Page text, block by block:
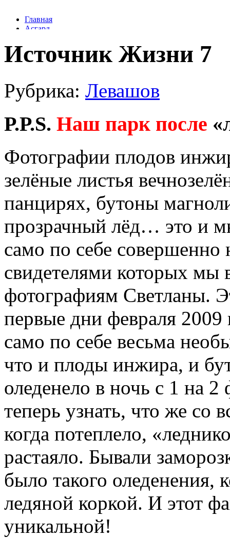
Источник Жизни 7
Рубрика: Левашов
P.P.S. Наш парк после
Фотографии плодов
зелёные листья
панцирях, бутоны
прозрачный лёд… это и
само по себе
свидетелями которых мы
фотографиям Светланы.
первые дни февраля 2009
само по себе весьма
что и плоды инжира, и
оледенело в ночь с 1 на
теперь узнать, что же
когда потеплело,
растаяло. Бывали
было такого оледенения,
ледяной коркой. И этот
уникальной!